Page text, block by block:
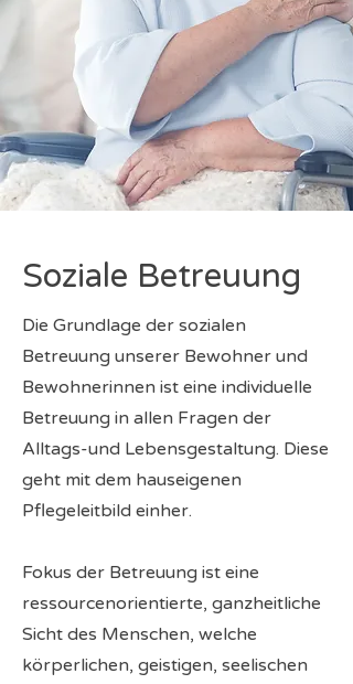
Soziale Betreuung
Die Grundlage der sozialen
Betreuung unserer Bewohner und
Bewohnerinnen ist eine individuelle
Betreuung in allen Fragen der
Alltags-und Lebensgestaltung. Diese
geht mit dem hauseigenen
Pflegeleitbild einher.
Fokus der Betreuung ist eine
ressourcenorientierte, ganzheitliche
Sicht des Menschen, welche
körperlichen, geistigen, seelischen